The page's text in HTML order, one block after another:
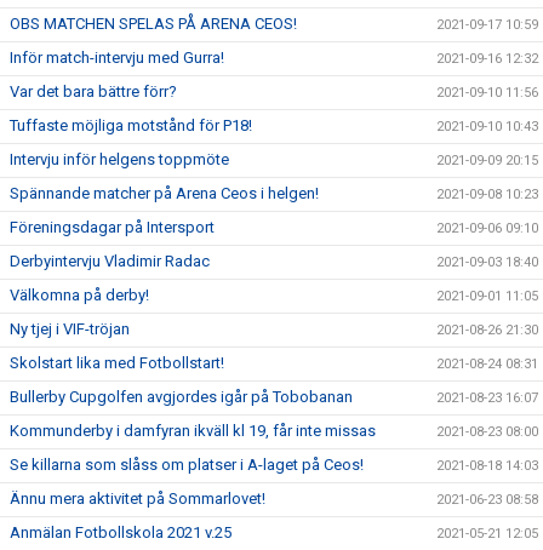
OBS MATCHEN SPELAS PÅ ARENA CEOS! 2021-09-17 10:59
Inför match-intervju med Gurra! 2021-09-16 12:32
Var det bara bättre förr? 2021-09-10 11:56
Tuffaste möjliga motstånd för P18! 2021-09-10 10:43
Intervju inför helgens toppmöte 2021-09-09 20:15
Spännande matcher på Arena Ceos i helgen! 2021-09-08 10:23
Föreningsdagar på Intersport 2021-09-06 09:10
Derbyintervju Vladimir Radac 2021-09-03 18:40
Välkomna på derby! 2021-09-01 11:05
Ny tjej i VIF-tröjan 2021-08-26 21:30
Skolstart lika med Fotbollstart! 2021-08-24 08:31
Bullerby Cupgolfen avgjordes igår på Tobobanan 2021-08-23 16:07
Kommunderby i damfyran ikväll kl 19, får inte missas 2021-08-23 08:00
Se killarna som slåss om platser i A-laget på Ceos! 2021-08-18 14:03
Ännu mera aktivitet på Sommarlovet! 2021-06-23 08:58
Anmälan Fotbollskola 2021 v.25 2021-05-21 12:05